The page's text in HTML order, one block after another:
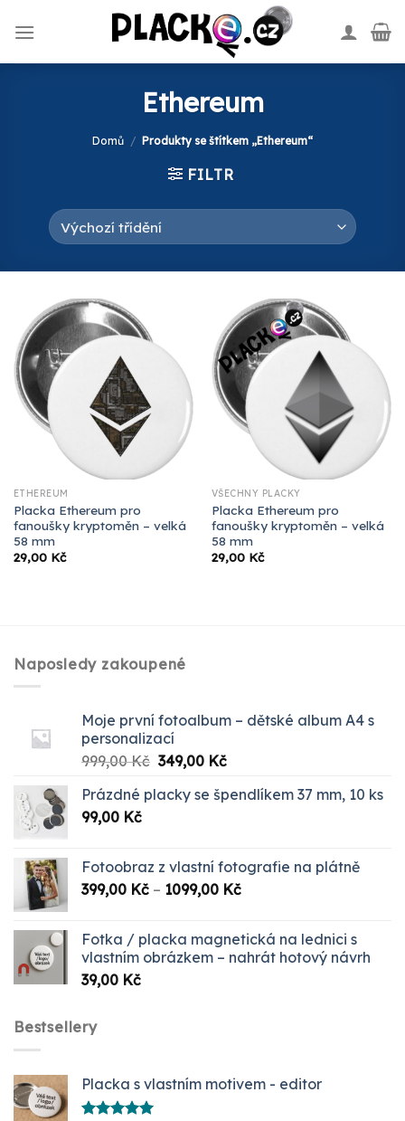
Ethereum
Domů / Produkty se štítkem „Ethereum“
FILTR
ETHEREUM
Placka Ethereum pro
fanoušky kryptoměn – velká
58 mm
29,00 Kč
VŠECHNY PLACKY
Placka Ethereum pro
fanoušky kryptoměn – velká
58 mm
29,00 Kč
Naposledy zakoupené
Moje první fotoalbum – dětské album A4 s
personalizací
999,00Kč Původní
byla:
349,00 KčAktuální
je:
Prázdné placky se špendlíkem 37 mm, 10 ks
99,00 Kč
Fotoobraz z vlastní fotografie na plátně
399,00 Kč – 1099,00 KčRozpětí
až
1099,00 Kč
Fotka / placka magnetická na lednici s
vlastním obrázkem – nahrát hotový návrh
39,00 Kč
Bestsellery
Placka s vlastním motivem - editor